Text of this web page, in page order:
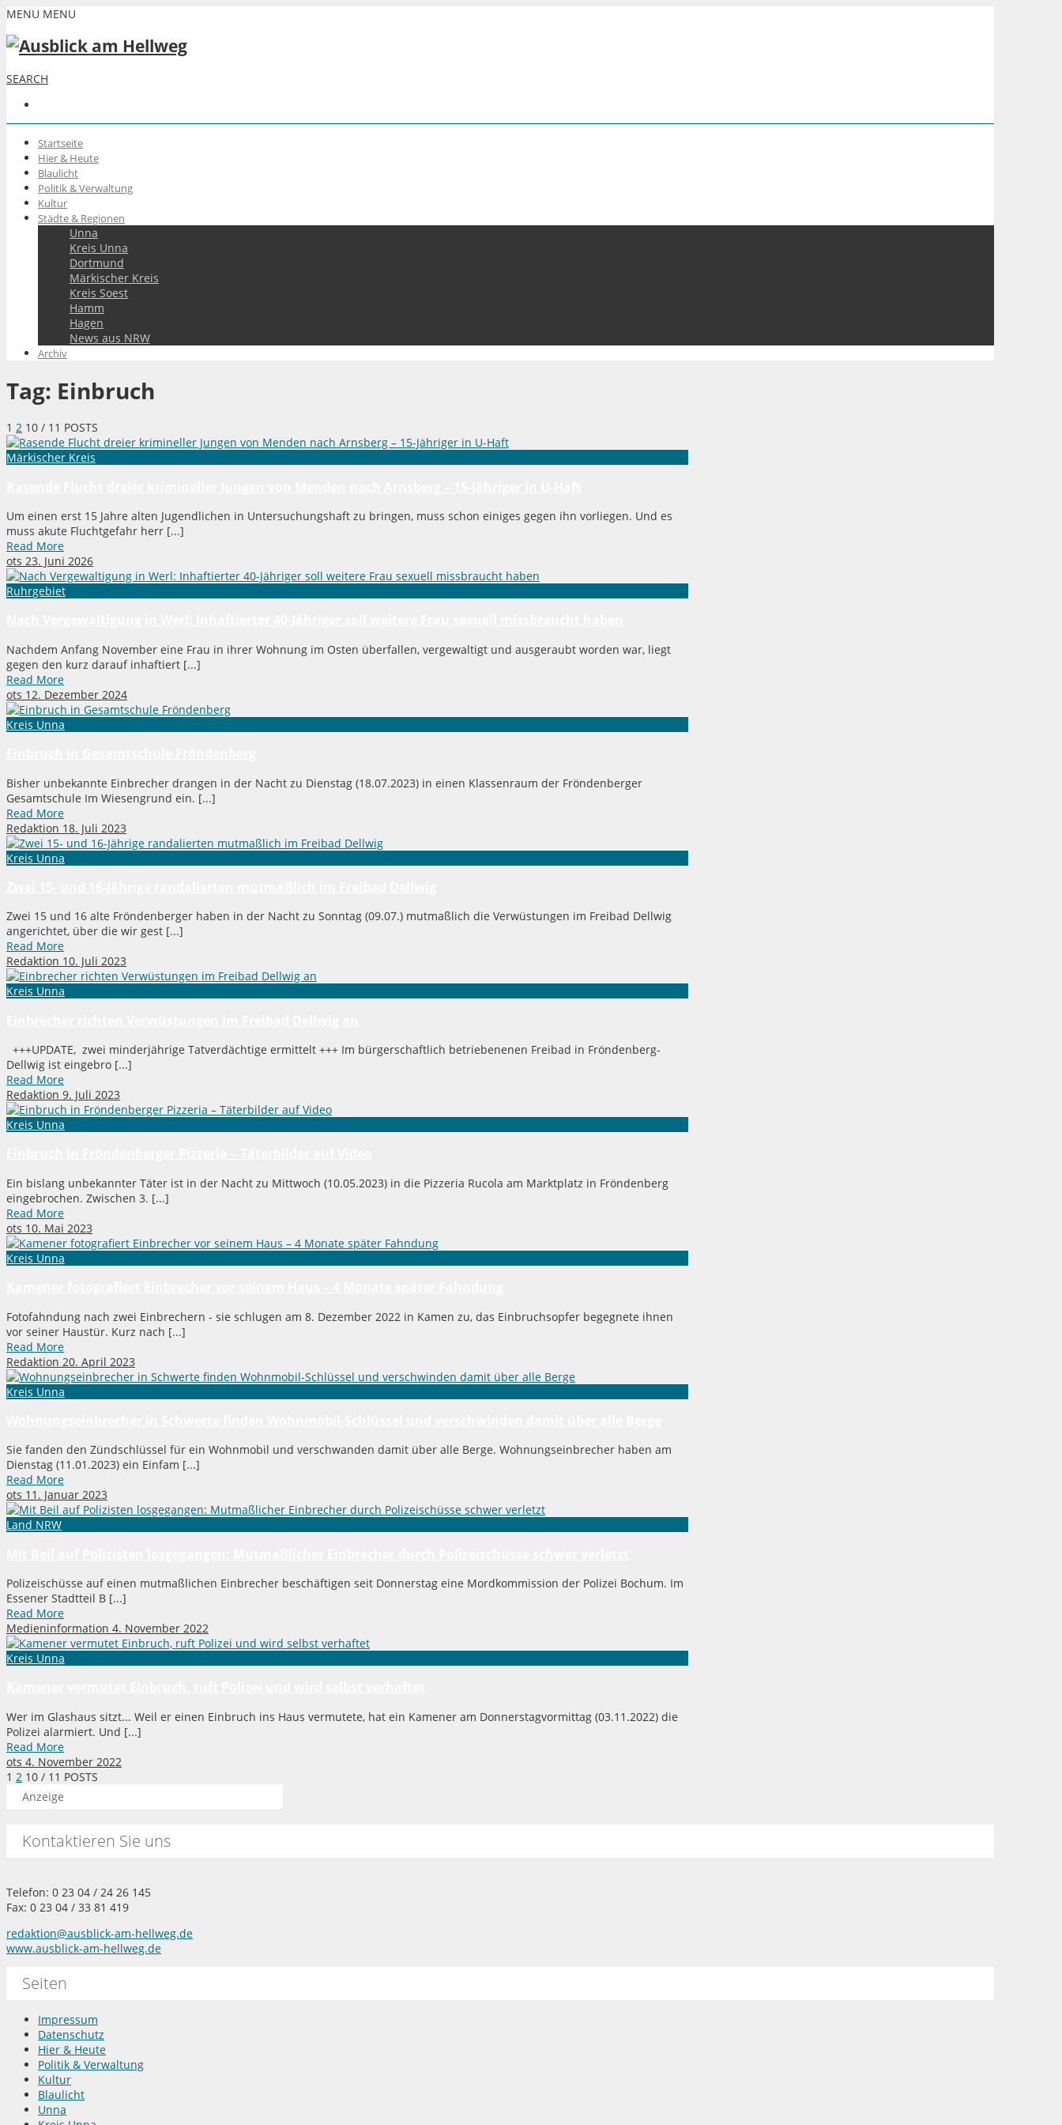
MENU MENU
SEARCH
Startseite
Hier & Heute
Blaulicht
Politik & Verwaltung
Kultur
Städte & Regionen
Unna
Kreis Unna
Dortmund
Märkischer Kreis
Kreis Soest
Hamm
Hagen
News aus NRW
Archiv
Tag: Einbruch
1 2 10 / 11 POSTS
Märkischer Kreis
Um einen erst 15 Jahre alten Jugendlichen in Untersuchungshaft zu bringen, muss schon einiges gegen ihn vorliegen. Und es
muss akute Fluchtgefahr herr [...]
Read More
ots 23. Juni 2026
Ruhrgebiet
Nachdem Anfang November eine Frau in ihrer Wohnung im Osten überfallen, vergewaltigt und ausgeraubt worden war, liegt
gegen den kurz darauf inhaftiert [...]
Read More
ots 12. Dezember 2024
Kreis Unna
Bisher unbekannte Einbrecher drangen in der Nacht zu Dienstag (18.07.2023) in einen Klassenraum der Fröndenberger
Gesamtschule Im Wiesengrund ein. [...]
Read More
Redaktion 18. Juli 2023
Kreis Unna
Zwei 15 und 16 alte Fröndenberger haben in der Nacht zu Sonntag (09.07.) mutmaßlich die Verwüstungen im Freibad Dellwig
angerichtet, über die wir gest [...]
Read More
Redaktion 10. Juli 2023
Kreis Unna
+++UPDATE, zwei minderjährige Tatverdächtige ermittelt +++ Im bürgerschaftlich betriebenenen Freibad in Fröndenberg-
Dellwig ist eingebro [...]
Read More
Redaktion 9. Juli 2023
Kreis Unna
Ein bislang unbekannter Täter ist in der Nacht zu Mittwoch (10.05.2023) in die Pizzeria Rucola am Marktplatz in Fröndenberg
eingebrochen. Zwischen 3. [...]
Read More
ots 10. Mai 2023
Kreis Unna
Fotofahndung nach zwei Einbrechern - sie schlugen am 8. Dezember 2022 in Kamen zu, das Einbruchsopfer begegnete ihnen
vor seiner Haustür. Kurz nach [...]
Read More
Redaktion 20. April 2023
Kreis Unna
Sie fanden den Zündschlüssel für ein Wohnmobil und verschwanden damit über alle Berge. Wohnungseinbrecher haben am
Dienstag (11.01.2023) ein Einfam [...]
Read More
ots 11. Januar 2023
Land NRW
Polizeischüsse auf einen mutmaßlichen Einbrecher beschäftigen seit Donnerstag eine Mordkommission der Polizei Bochum. Im
Essener Stadtteil B [...]
Read More
Medieninformation 4. November 2022
Kreis Unna
Wer im Glashaus sitzt... Weil er einen Einbruch ins Haus vermutete, hat ein Kamener am Donnerstagvormittag (03.11.2022) die
Polizei alarmiert. Und [...]
Read More
ots 4. November 2022
1 2 10 / 11 POSTS
Anzeige
Kontaktieren Sie uns
Telefon: 0 23 04 / 24 26 145
Fax: 0 23 04 / 33 81 419
redaktion@ausblick-am-hellweg.de
www.ausblick-am-hellweg.de
Seiten
Impressum
Datenschutz
Hier & Heute
Politik & Verwaltung
Kultur
Blaulicht
Unna